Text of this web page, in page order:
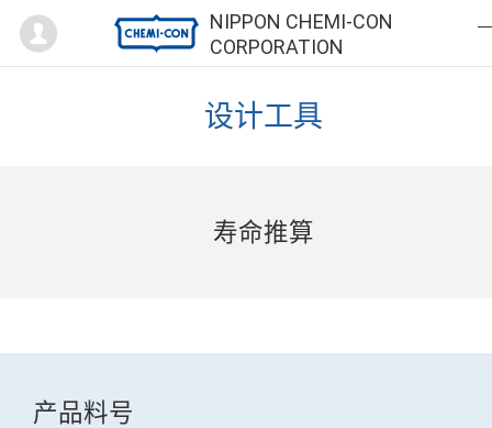
NIPPON CHEMI-CON
CORPORATION
Mypage
设计工具
寿命推算
产品料号